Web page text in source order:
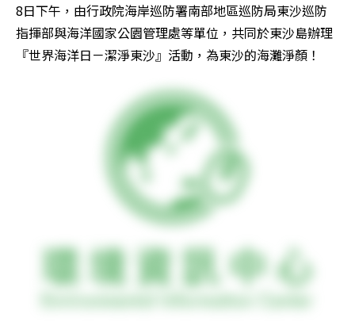
8日下午，由行政院海岸巡防署南部地區巡防局東沙巡防
指揮部與海洋國家公園管理處等單位，共同於東沙島辦理
『世界海洋日－潔淨東沙』活動，為東沙的海灘淨顏！